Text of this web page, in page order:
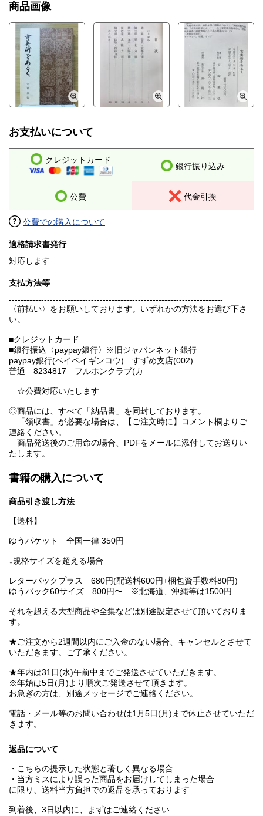
商品画像
お支払いについて
クレジットカード
銀行振り込み
公費 代金引換
公費での購入について
適格請求書発行
対応します
支払方法等
-------------------------------------------------------------------------
〈前払い〉をお願いしております。いずれかの方法をお選び下さ
い。
■クレジットカード
■銀行振込〈paypay銀行〉※旧ジャパンネット銀行
paypay銀行(ペイペイギンコウ) すずめ支店(002)
普通 8234817 フルホンクラブ(カ
☆公費対応いたします
◎商品には、すべて「納品書」を同封しております。
「領収書」が必要な場合は、【ご注文時に】コメント欄よりご
連絡ください。
商品発送後のご用命の場合、PDFをメールに添付してお送りい
たします。
書籍の購入について
商品引き渡し方法
【送料】
ゆうパケット 全国一律 350円
↓規格サイズを超える場合
レターパックプラス 680円(配送料600円+梱包資手数料80円)
ゆうパック60サイズ 800円〜 ※北海道、沖縄等は1500円
それを超える大型商品や全集などは別途設定させて頂いておりま
す。
★ご注文から2週間以内にご入金のない場合、キャンセルとさせて
いただきます。ご了承ください。
★年内は31日(水)午前中までご発送させていただきます。
※年始は5日(月)より順次ご発送させて頂きます。
お急ぎの方は、別途メッセージでご連絡ください。
電話・メール等のお問い合わせは1月5日(月)まで休止させていただ
きます。
返品について
・こちらの提示した状態と著しく異なる場合
・当方ミスにより誤った商品をお届けしてしまった場合
に限り、送料当方負担での返品を承っております
到着後、3日以内に、まずはご連絡ください